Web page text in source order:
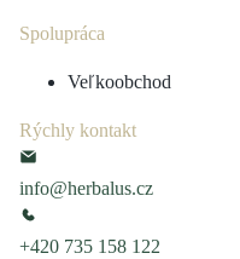
Spolupráca
Veľkoobchod
Rýchly kontakt
info@herbalus.cz
+420 735 158 122